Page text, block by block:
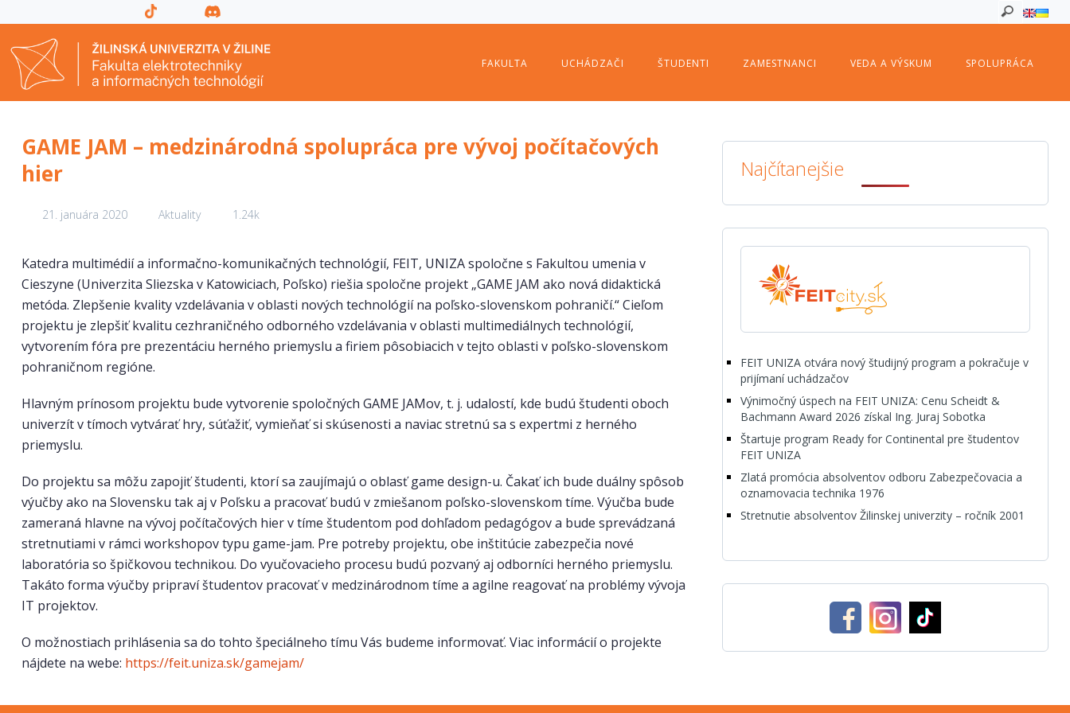
FAKULTA UCHÁDZAČI ŠTUDENTI ZAMESTNANCI VEDA A VÝSKUM SPOLUPRÁCA
GAME JAM – medzinárodná spolupráca pre vývoj počítačových
hier
21. januára 2020 Aktuality 1.24k
Katedra multimédií a informačno-komunikačných technológií, FEIT, UNIZA spoločne s Fakultou umenia v
Cieszyne (Univerzita Sliezska v Katowiciach, Poľsko) riešia spoločne projekt „GAME JAM ako nová didaktická
metóda. Zlepšenie kvality vzdelávania v oblasti nových technológií na poľsko-slovenskom pohraničí.“ Cieľom
projektu je zlepšiť kvalitu cezhraničného odborného vzdelávania v oblasti multimediálnych technológií,
vytvorením fóra pre prezentáciu herného priemyslu a firiem pôsobiacich v tejto oblasti v poľsko-slovenskom
pohraničnom regióne.
Hlavným prínosom projektu bude vytvorenie spoločných GAME JAMov, t. j. udalostí, kde budú študenti oboch
univerzít v tímoch vytvárať hry, súťažiť, vymieňať si skúsenosti a naviac stretnú sa s expertmi z herného
priemyslu.
Do projektu sa môžu zapojiť študenti, ktorí sa zaujímajú o oblasť game design-u. Čakať ich bude duálny spôsob
výučby ako na Slovensku tak aj v Poľsku a pracovať budú v zmiešanom poľsko-slovenskom tíme. Výučba bude
zameraná hlavne na vývoj počítačových hier v tíme študentom pod dohľadom pedagógov a bude sprevádzaná
stretnutiami v rámci workshopov typu game-jam. Pre potreby projektu, obe inštitúcie zabezpečia nové
laboratória so špičkovou technikou. Do vyučovacieho procesu budú pozvaný aj odborníci herného priemyslu.
Takáto forma výučby pripraví študentov pracovať v medzinárodnom tíme a agilne reagovať na problémy vývoja
IT projektov.
O možnostiach prihlásenia sa do tohto špeciálneho tímu Vás budeme informovať. Viac informácií o projekte
nájdete na webe: https://feit.uniza.sk/gamejam/
Najčítanejšie
FEIT UNIZA otvára nový študijný program a pokračuje v
prijímaní uchádzačov
Výnimočný úspech na FEIT UNIZA: Cenu Scheidt &
Bachmann Award 2026 získal Ing. Juraj Sobotka
Štartuje program Ready for Continental pre študentov
FEIT UNIZA
Zlatá promócia absolventov odboru Zabezpečovacia a
oznamovacia technika 1976
Stretnutie absolventov Žilinskej univerzity – ročník 2001